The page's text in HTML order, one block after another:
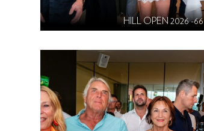
HILL OPEN 2026 -66